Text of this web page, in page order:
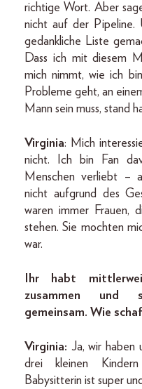
richtige Wort. Aber
nicht auf der Pipeline.
gedankliche Liste
Dass ich mit diesem
mich nimmt, wie ich
Probleme geht, an
Mann sein muss, stand
Virginia: Mich
nicht. Ich bin Fan
Menschen verliebt –
nicht aufgrund des
waren immer Frauen,
stehen. Sie mochten
war.
Ihr habt
zusammen und
gemeinsam. Wie
Virginia: Ja, wir haben
drei kleinen
Babysitterin ist super